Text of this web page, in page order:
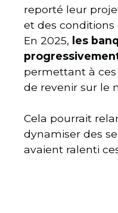
reporté leur
et des conditions
En 2025, les
permettant à
de revenir sur le
Cela pourrait
dynamiser des
avaient ralenti